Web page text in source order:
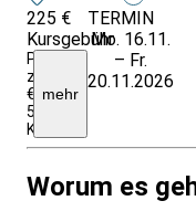
225 €
Kursgebühr
Preis
zzgl.
€
5,-
Kopierumlage
mehr
TERMIN
Mo. 16.11.
– Fr.
20.11.2026
Worum es